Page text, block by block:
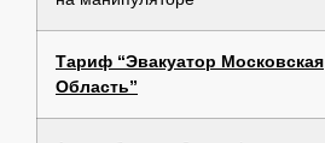
Тариф “Эвакуатор Московская
Область”